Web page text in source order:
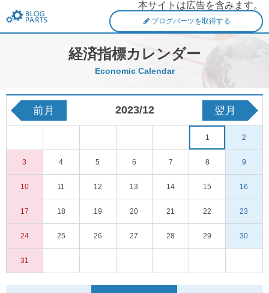
本サイトは広告を含みます。
ブログパーツを取得する
経済指標カレンダー
Economic Calendar
前月 2023/12 翌月
1 2
3 4 5 6 7 8 9
10 11 12 13 14 15 16
17 18 19 20 21 22 23
24 25 26 27 28 29 30
31